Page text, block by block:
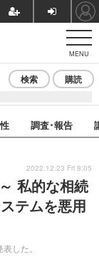
MENU
検索 購読
調査･報告
私的な相続
テムを悪用
した。
2022.12.23 Fri 8:05